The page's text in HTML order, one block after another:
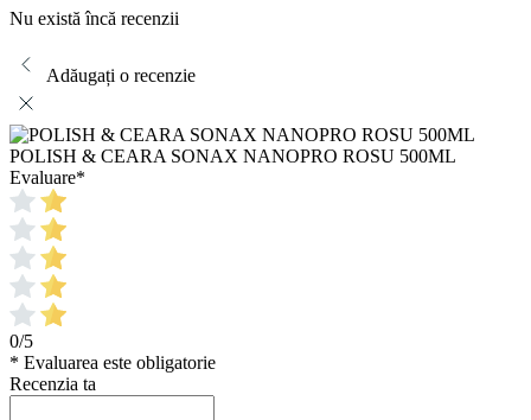
Nu există încă recenzii
Adăugați o recenzie
POLISH & CEARA SONAX NANOPRO ROSU 500ML
Evaluare*
0/5
* Evaluarea este obligatorie
Recenzia ta